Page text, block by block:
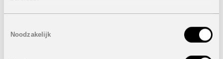
Noodzakelijk
woonproject een uniek en origineel karakter.
De royale woonkamers, met directe toegang tot de tuin
en het privézwembad, lenen zich perfect voor het